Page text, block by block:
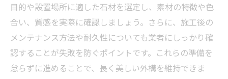
目的や設置場所に適した石材を選定し、素材の特徴や色
合い、質感を実際に確認しましょう。さらに、施工後の
メンテナンス方法や耐久性についても業者にしっかり確
認することが失敗を防ぐポイントです。これらの準備を
怠らずに進めることで、長く美しい外構を維持できま